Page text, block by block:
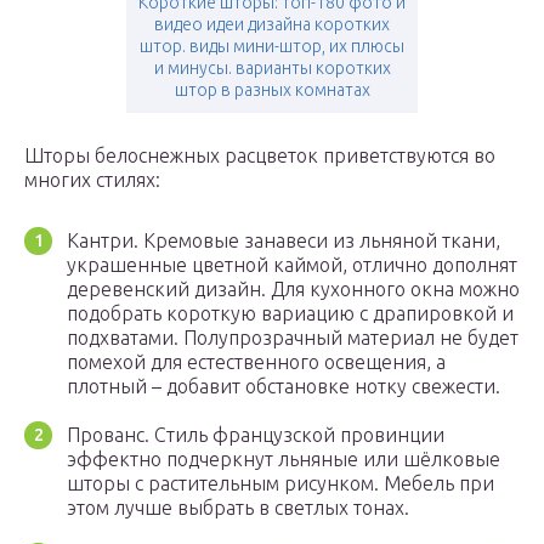
видео идеи дизайна коротких
штор. виды мини-штор, их плюсы
и минусы. варианты коротких
штор в разных комнатах
Шторы белоснежных расцветок приветствуются во
многих стилях:
Кантри. Кремовые занавеси из льняной ткани,
украшенные цветной каймой, отлично дополнят
деревенский дизайн. Для кухонного окна можно
подобрать короткую вариацию с драпировкой и
подхватами. Полупрозрачный материал не будет
помехой для естественного освещения, а
плотный – добавит обстановке нотку свежести.
Прованс. Стиль французской провинции
эффектно подчеркнут льняные или шёлковые
шторы с растительным рисунком. Мебель при
этом лучше выбрать в светлых тонах.